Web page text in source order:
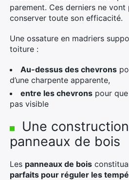
parement. Ces derniers ne vont
conserver toute son efficacité.
Une ossature en madriers
toiture :
Au-dessus des chevrons
d’une charpente apparente,
entre les chevrons pour
pas visible
Une
panneaux de bois
Les panneaux de bois
parfaits pour réguler les